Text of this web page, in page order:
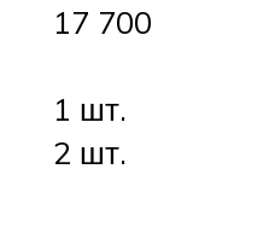
17 700
1 шт.
2 шт.